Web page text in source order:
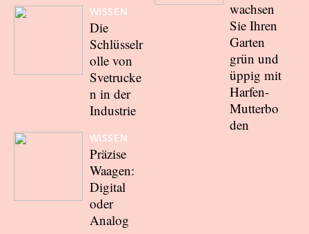
WISSEN
Die
Schlüsselr
olle von
Svetrucke
n in der
Industrie
WISSEN
Präzise
Waagen:
Digital
oder
Analog
wachsen
Sie Ihren
Garten
grün und
üppig mit
Harfen-
Mutterbo
den